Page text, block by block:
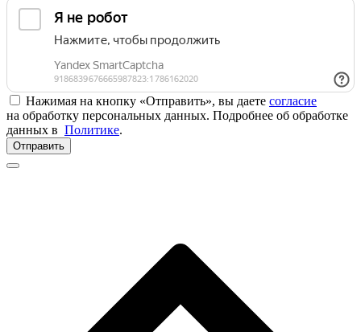
Нажимая на кнопку «Отправить», вы даете согласие
на обработку персональных данных. Подробнее об обработке
данных в Политике.
Отправить